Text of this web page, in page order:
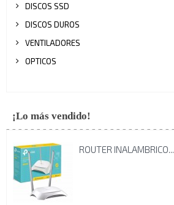
DISCOS SSD
DISCOS DUROS
VENTILADORES
OPTICOS
¡Lo más vendido!
ROUTER INALAMBRICO...